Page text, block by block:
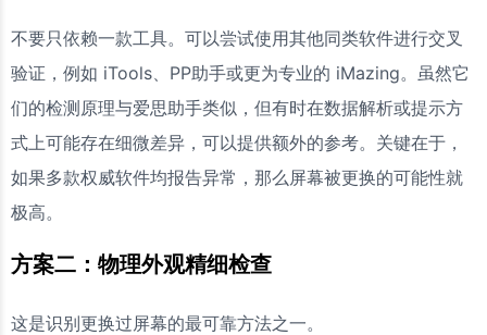
不要只依赖一款工具。可以尝试使用其他同类软件进行交叉
验证，例如 iTools、PP助手或更为专业的 iMazing。虽然它
们的检测原理与爱思助手类似，但有时在数据解析或提示方
式上可能存在细微差异，可以提供额外的参考。关键在于，
如果多款权威软件均报告异常，那么屏幕被更换的可能性就
极高。
方案二：物理外观精细检查
这是识别更换过屏幕的最可靠方法之一。